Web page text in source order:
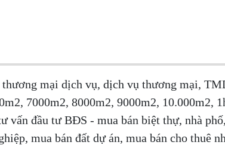
mại dịch vụ, dịch vụ thương mại,
7000m2, 8000m2, 9000m2, 10.000m2,
vấn đầu tư BĐS - mua bán biệt thự, nhà phố,
mua bán đất dự án, mua bán cho thuê